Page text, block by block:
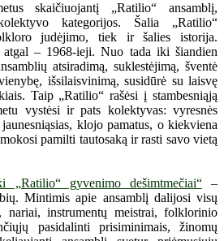
skaičiuojantį „Ratilio“ ansamblį,
kategorijos. Šalia „Ratilio“
judėjimo, tiek ir šalies istorija.
atgal – 1968-ieji. Nuo tada iki šiandien
atsiradimą, suklestėjimą, šventė
išsilaisvinimą, susidūrė su laisvę
Taip „Ratilio“ rašėsi į stambesniąją
vystėsi ir pats kolektyvas: vyresnės
klojo pamatus, o kiekviena
pamilti tautosaką ir rasti savo vietą
„Ratilio“ gyvenimo dešimtmečiai“–
Mintimis apie ansamblį dalijosi visų
nariai, instrumentų meistrai, folklorinio
pasidalinti prisiminimais, žinomų